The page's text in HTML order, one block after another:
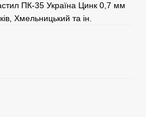
ПК-35 Україна Цинк 0,7 мм
Хмельницький та ін.